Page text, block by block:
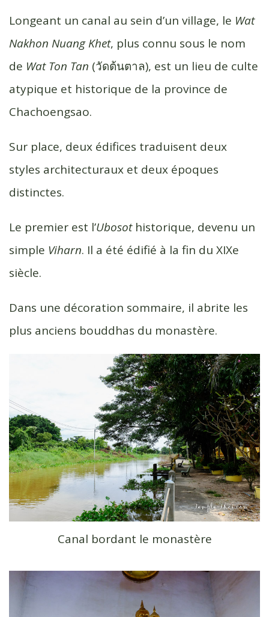
c
b
o
k
i
t
e
r
a
g
r
Longeant un canal au sein d’un village, le Wat
Nakhon Nuang Khet, plus connu sous le nom
de Wat Ton Tan (วัดต้นตาล), est un lieu de culte
atypique et historique de la province de
Chachoengsao.
Sur place, deux édifices traduisent deux
styles architecturaux et deux époques
distinctes.
Le premier est l’Ubosothistorique, devenu un
simple Viharn. Il a été édifié à la fin du XIXe
siècle.
Dans une décoration sommaire, il abrite les
plus anciens bouddhas du monastère.
Canal bordant le monastère